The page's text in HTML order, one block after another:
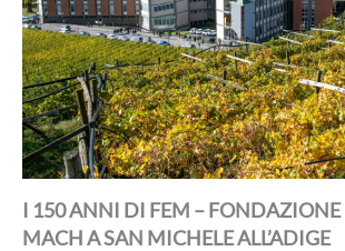
I 150 ANNI DI FEM –
MACH A SAN MICHELE ALL’ADIGE